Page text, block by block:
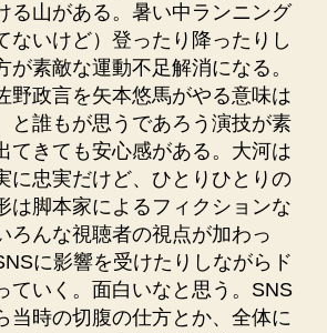
る山がある。暑い中ランニング
ないけど）登ったり降ったりし
が素敵な運動不足解消になる。
野政言を矢本悠馬がやる意味は
と誰もが思うであろう演技が素
てきても安心感がある。大河は
に忠実だけど、ひとりひとりの
は脚本家によるフィクションな
ろんな視聴者の視点が加わっ
に影響を受けたりしながらド
ていく。面白いなと思う。SNS
当時の切腹の仕方とか、全体に